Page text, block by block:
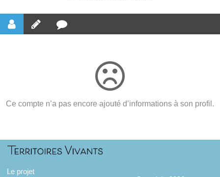
Ce compte n’a pas encore ajouté d’informations à son profil.
Le projet